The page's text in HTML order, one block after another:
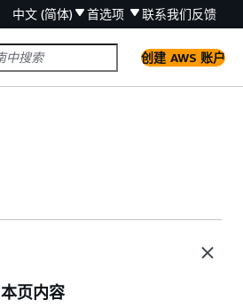
中文 (简体) 首选项 联系我们反馈
创建 AWS 账户
本页内容